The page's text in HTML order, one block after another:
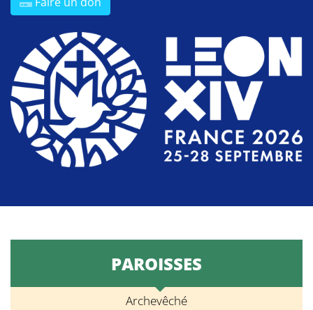
PAROISSES
Archevêché